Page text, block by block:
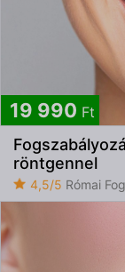
19 990 Ft
röntgennel
4,5/5 Római